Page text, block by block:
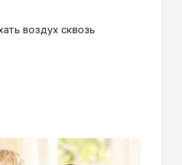
воздух сквозь